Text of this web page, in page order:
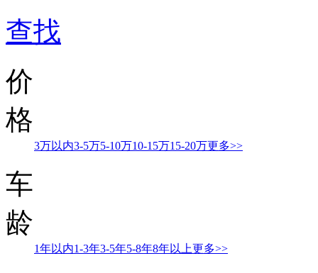
查找
价
格
3万以内3-5万5-10万10-15万15-20万更多>>
车
龄
1年以内1-3年3-5年5-8年8年以上更多>>